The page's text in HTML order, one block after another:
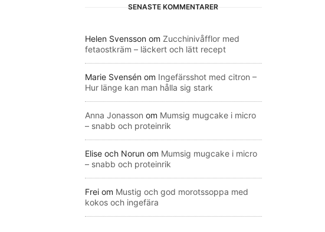
SENASTE KOMMENTARER
Helen Svensson om Zucchinivåfflor med
fetaostkräm – läckert och lätt recept
Marie Svensén om Ingefärsshot med citron –
Hur länge kan man hålla sig stark
Anna Jonasson om Mumsig mugcake i micro
– snabb och proteinrik
Elise och Norun om Mumsig mugcake i micro
– snabb och proteinrik
Frei om Mustig och god morotssoppa med
kokos och ingefära